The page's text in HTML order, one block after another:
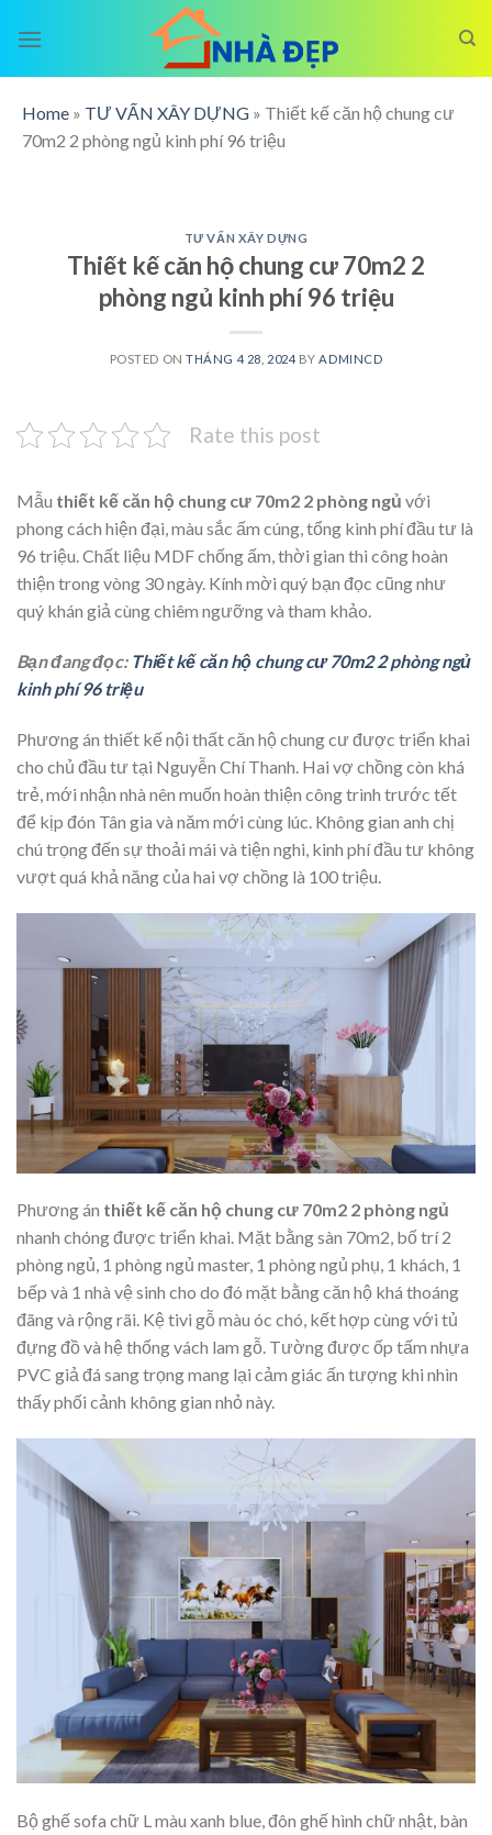
Home » TƯ VẤN XÂY DỰNG » Thiết kế căn hộ chung cư
70m2 2 phòng ngủ kinh phí 96 triệu
TƯ VẤN XÂY DỰNG
Thiết kế căn hộ chung cư 70m2 2
phòng ngủ kinh phí 96 triệu
POSTED ONTHÁNG 4 28, 2024 BYADMINCD
Rate this post
Mẫu thiết kế căn hộ chung cư 70m2 2 phòng ngủ với
phong cách hiện đại, màu sắc ấm cúng, tổng kinh phí đầu tư là
96 triệu. Chất liệu MDF chống ấm, thời gian thi công hoàn
thiện trong vòng 30 ngày. Kính mời quý bạn đọc cũng như
quý khán giả cùng chiêm ngưỡng và tham khảo.
Bạn đang đọc: Thiết kế căn hộ chung cư 70m2 2 phòng ngủ
kinh phí 96 triệu
Phương án thiết kế nội thất căn hộ chung cư được triển khai
cho chủ đầu tư tại Nguyễn Chí Thanh. Hai vợ chồng còn khá
trẻ, mới nhận nhà nên muốn hoàn thiện công trình trước tết
để kịp đón Tân gia và năm mới cùng lúc. Không gian anh chị
chú trọng đến sự thoải mái và tiện nghi, kinh phí đầu tư không
vượt quá khả năng của hai vợ chồng là 100 triệu.
Phương án thiết kế căn hộ chung cư 70m2 2 phòng ngủ
nhanh chóng được triển khai. Mặt bằng sàn 70m2, bố trí 2
phòng ngủ, 1 phòng ngủ master, 1 phòng ngủ phụ, 1 khách, 1
bếp và 1 nhà vệ sinh cho do đó mặt bằng căn hộ khá thoáng
đãng và rộng rãi. Kệ tivi gỗ màu óc chó, kết hợp cùng với tủ
đựng đồ và hệ thống vách lam gỗ. Tường được ốp tấm nhựa
PVC giả đá sang trọng mang lại cảm giác ấn tượng khi nhìn
thấy phối cảnh không gian nhỏ này.
Bộ ghế sofa chữ L màu xanh blue, đôn ghế hình chữ nhật, bàn